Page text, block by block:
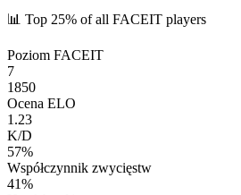
📊 Top 25% of all FACEIT players
Poziom FACEIT
7
1850
Ocena ELO
1.23
K/D
57%
Współczynnik zwycięstw
41%